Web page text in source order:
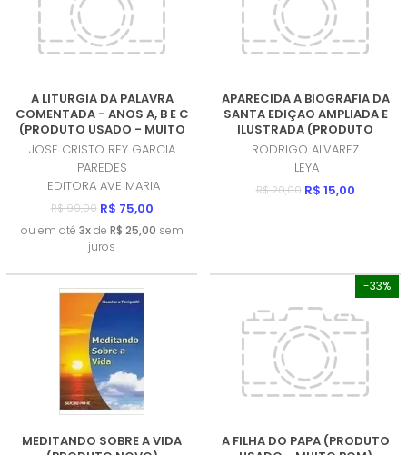
A LITURGIA DA PALAVRA
COMENTADA - ANOS A, B E C
(PRODUTO USADO - MUITO
BOM)
JOSE CRISTO REY GARCIA
PAREDES
EDITORA AVE MARIA
R$ 90,00 R$ 75,00
ou em até 3xde R$ 25,00 sem
juros
APARECIDA A BIOGRAFIA DA
SANTA EDIÇAO AMPLIADA E
ILUSTRADA (PRODUTO
USADO - MUITO BOM)
RODRIGO ALVAREZ
LEYA
R$ 20,00 R$ 15,00
MEDITANDO SOBRE A VIDA
-33%
A FILHA DO PAPA (PRODUTO